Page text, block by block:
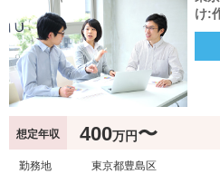
け:
想定年収 400万円〜
勤務地 東京都豊島区